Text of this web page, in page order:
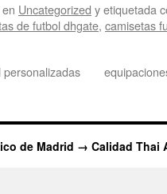
Uncategorized y etiquetada
de futbol dhgate, camisetas
de Madrid → Calidad Thai